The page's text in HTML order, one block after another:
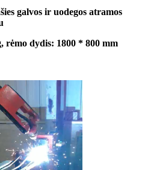
galvos ir uodegos atramos
dydis: 1800 * 800 mm